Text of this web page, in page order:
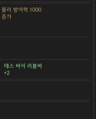
물리 방어력 1000
증가
데스 바이 리볼버
+2